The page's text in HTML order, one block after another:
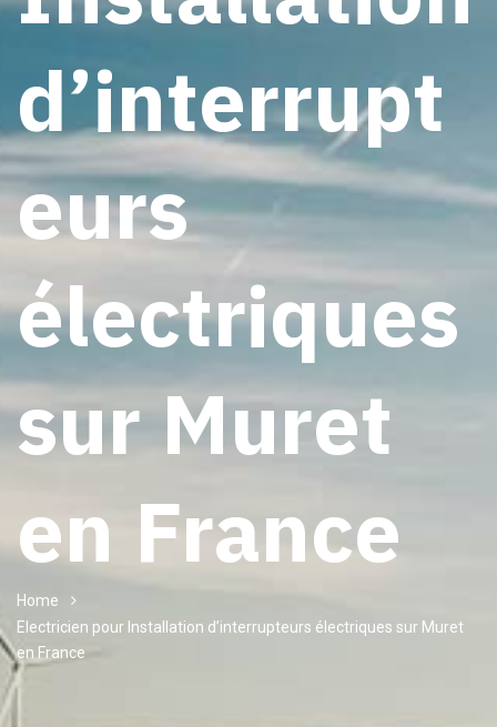
d’interrupt
eurs
électriques
sur Muret
en France
Home
Electricien pour Installation d’interrupteurs électriques sur Muret
en France